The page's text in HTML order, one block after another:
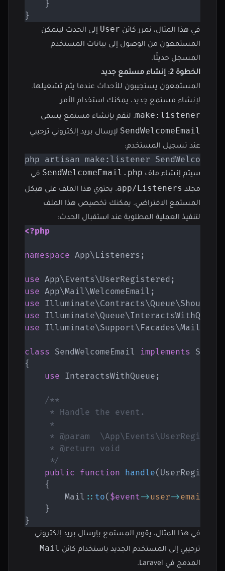
}
}
في هذا المثال، نمرر كائن User إلى الحدث ليتمكن
المستمعون من الوصول إلى بيانات المستخدم
المسجل حديثًا.
الخطوة 2: إنشاء مستمع جديد
المستمعون يستجيبون للأحداث عندما يتم تشغيلها.
لإنشاء مستمع جديد، يمكنك استخدام الأمر
make:listener. لنقم بإنشاء مستمع يسمى
SendWelcomeEmail لإرسال بريد إلكتروني ترحيبي
عند تسجيل المستخدم:
php artisan make:listener
سيتم إنشاء ملف SendWelcomeEmail.php في
مجلد app/Listeners. يحتوي هذا الملف على هيكل
المستمع الافتراضي. يمكنك تخصيص هذا الملف
لتنفيذ العملية المطلوبة عند استقبال الحدث:
<?php
namespace App\Listeners ;
use App\Events\UserRegistered ;
use App\Mail\WelcomeEmail ;
use Illuminate\Contracts\Queue\
use Illuminate\Queue\InteractsWithQueue
use Illuminate\Support\Facades\Mail
class SendWelcomeEmail implements
{
use InteractsWithQueue ;
/**
     * Handle the event.
     *
* @param
     * @return void
     */
public function handle(
{
Mail :: to( $event->user->email
}
}
في هذا المثال، يقوم المستمع بإرسال بريد إلكتروني
ترحيبي إلى المستخدم الجديد باستخدام كائن Mail
المدمج في Laravel.